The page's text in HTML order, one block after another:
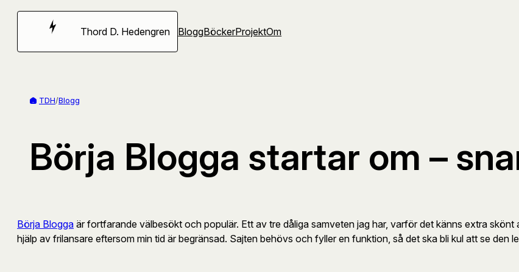
Hoppa
Thord D. Hedengren BloggBöckerProjektOm
TDH/Blogg
Börja Blogga startar om –
Börja Blogga är fortfarande välbesökt och populär. Ett av tre dåliga samveten jag har, varför det känns extra
hjälp av frilansare eftersom min tid är begränsad. Sajten behövs och fyller en funktion, så det ska bli kul att se den